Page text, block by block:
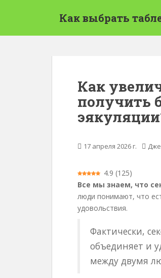
Как выбрать
Как
получить
17 апреля 2026 г.
4.9 (125)
Все мы знаем, что
люди понимают, что
удовольствия.
Фактически,
объединяет и
между двумя